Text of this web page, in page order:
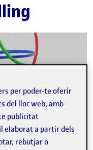
per poder-te oferir
del lloc web, amb
publicitat
elaborat a partir dels
rebutjar o